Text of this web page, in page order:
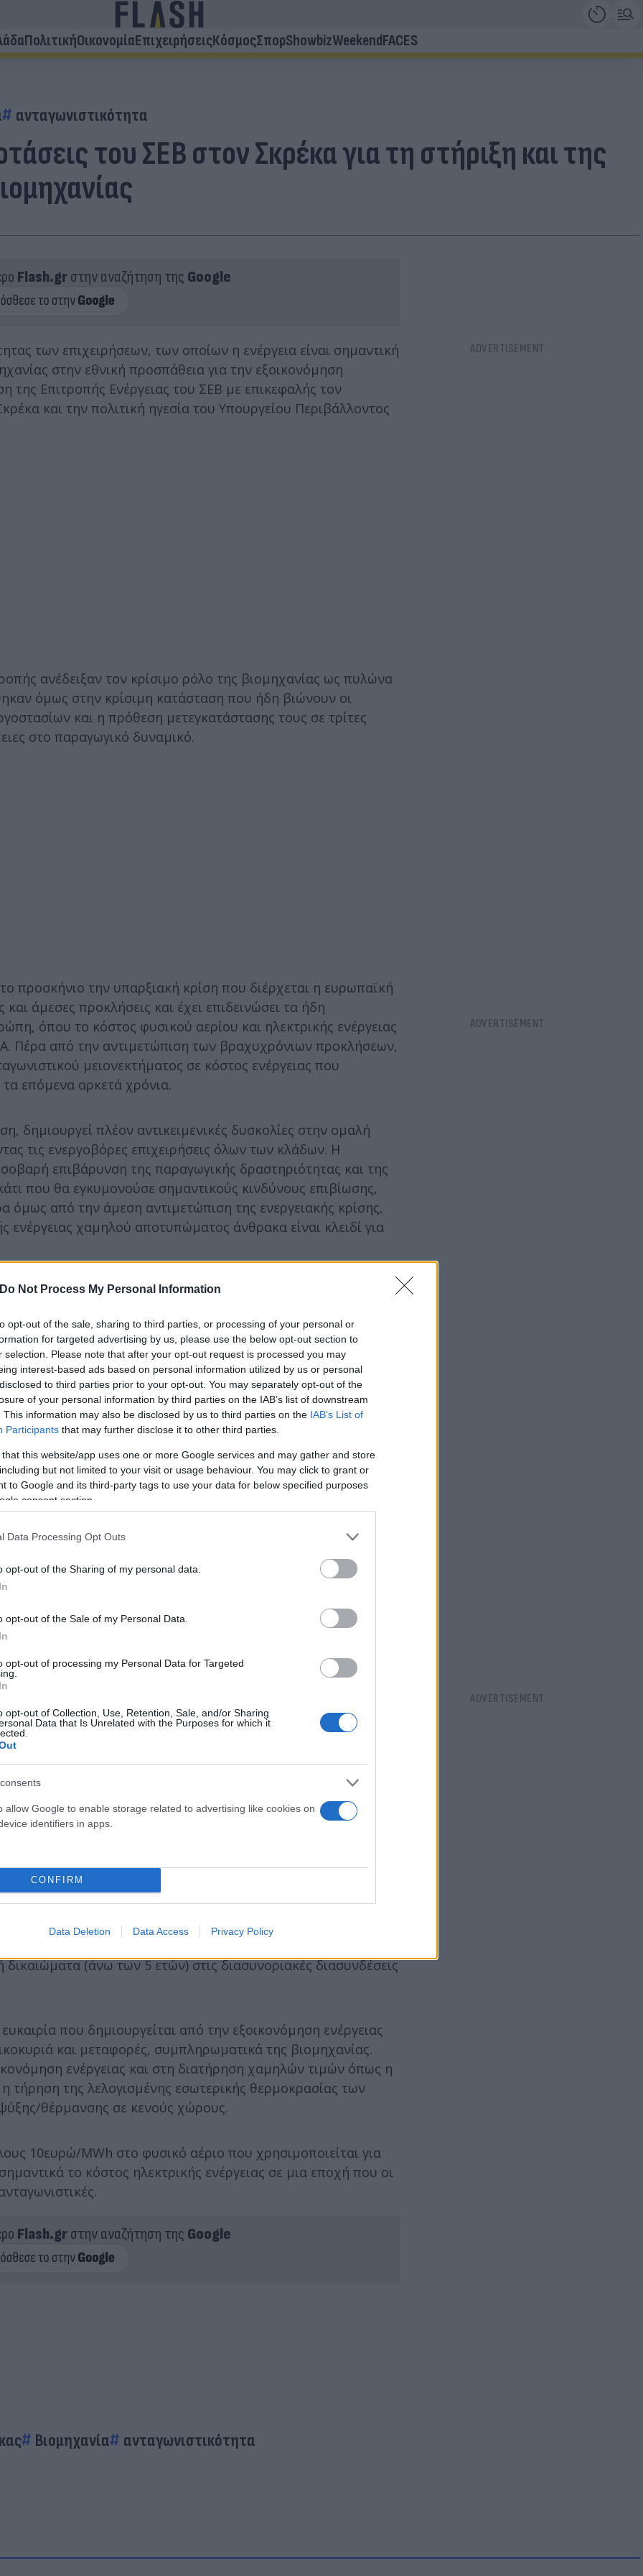
Do Not Process My Personal Information
opt-out of the sale, sharing to third parties, or processing of your personal or
for targeted advertising by us, please use the below opt-out section to
selection. Please note that after your opt-out request is processed you may
interest-based ads based on personal information utilized by us or personal
to third parties prior to your opt-out. You may separately opt-out of the
of your personal information by third parties on the IAB’s list of downstream
This information may also be disclosed by us to third parties on the IAB’s List of
Participants that may further disclose it to other third parties.
that this website/app uses one or more Google services and may gather and store
but not limited to your visit or usage behaviour. You may click to grant or
to Google and its third-party tags to use your data for below specified purposes
consent section.
Data Processing Opt Outs
opt-out of the Sharing of my personal data.
opt-out of the Sale of my Personal Data.
opt-out of processing my Personal Data for Targeted
opt-out of Collection, Use, Retention, Sale, and/or Sharing
Data that Is Unrelated with the Purposes for which it
allow Google to enable storage related to advertising like cookies on
identifiers in apps.
CONFIRM
Data Deletion Data Access Privacy Policy
ΠολιτικήΟικονομίαΕπιχειρήσειςΚόσμοςΣπορShowbizWeekendFACES
ανταγωνιστικότητα
του ΣΕΒ στον Σκρέκα για τη στήριξη και της
Flash.grστην αναζήτηση της Google
των επιχειρήσεων, των οποίων η ενέργεια είναι σημαντική
στην εθνική προσπάθεια για την εξοικονόμηση
της Επιτροπής Ενέργειας του ΣΕΒ με επικεφαλής τον
και την πολιτική ηγεσία του Υπουργείου Περιβάλλοντος
ανέδειξαν τον κρίσιμο ρόλο της βιομηχανίας ως πυλώνα
όμως στην κρίσιμη κατάσταση που ήδη βιώνουν οι
και η πρόθεση μετεγκατάστασης τους σε τρίτες
στο παραγωγικό δυναμικό.
προσκήνιο την υπαρξιακή κρίση που διέρχεται η ευρωπαϊκή
άμεσες προκλήσεις και έχει επιδεινώσει τα ήδη
όπου το κόστος φυσικού αερίου και ηλεκτρικής ενέργειας
Πέρα από την αντιμετώπιση των βραχυχρόνιων προκλήσεων,
μειονεκτήματος σε κόστος ενέργειας που
επόμενα αρκετά χρόνια.
δημιουργεί πλέον αντικειμενικές δυσκολίες στην ομαλή
τις ενεργοβόρες επιχειρήσεις όλων των κλάδων. Η
επιβάρυνση της παραγωγικής δραστηριότητας και της
που θα εγκυμονούσε σημαντικούς κινδύνους επιβίωσης,
από την άμεση αντιμετώπιση της ενεργειακής κρίσης,
ενέργειας χαμηλού αποτυπώματος άνθρακα είναι κλειδί για
για την ομαλή λειτουργία της αγοράς ενέργειας
εν μέσω ενεργειακής κρίσης.
δράσεις ενεργειακής εξοικονόμησης και μείωσης
στην εθνική προσπάθεια ενώ προτίθεται να συμμετάσχει
ενέργειας. Τονίστηκε όμως η ανάγκη λειτουργίας του
της.
ενέργειας πρέπει να διευκολύνει τη σύναψη διμερών
και τις συμφωνίες μεταξύ παραγωγών και
της ΕΕ για την εξαίρεση των διμερών συμβάσεων
οφέλη για όλα τα μέρη.
Η επιτάχυνση των έργων εσωτερικών διασυνδέσεων στα
υψηλότερων ρύπων (πχ diesel/mazut) αλλά και στη
κοινωνικά και περιβαλλοντικά οφέλη. Είναι εξαιρετικά
και αδειών σύνδεσης, ειδικά των έργων ΑΠΕ.
καθεστώς με διασυνοριακές διασυνδέσεις μικρής χρονικής
κλίμακας και την επιτάχυνση των επενδύσεων.
(άνω των 5 ετών) στις διασυνοριακές διασυνδέσεις
που δημιουργείται από την εξοικονόμηση ενέργειας
και μεταφορές, συμπληρωματικά της βιομηχανίας.
ενέργειας και στη διατήρηση χαμηλών τιμών όπως η
της λελογισμένης εσωτερικής θερμοκρασίας των
θέρμανσης σε κενούς χώρους.
10ευρώ/MWh στο φυσικό αέριο που χρησιμοποιείται για
το κόστος ηλεκτρικής ενέργειας σε μια εποχή που οι
Flash.grστην αναζήτηση της Google
Βιομηχανία ανταγωνιστικότητα